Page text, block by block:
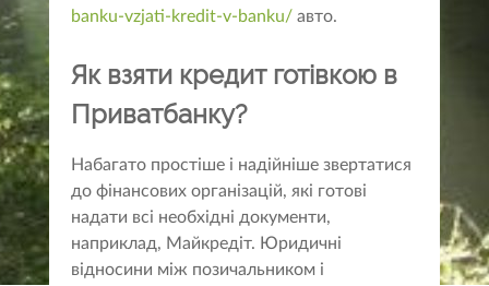
banku-vzjati-kredit-v-banku/авто.
Як взяти кредит готівкою в
Приватбанку?
Набагато простіше і надійніше звертатися
до фінансових організацій, які готові
надати всі необхідні документи,
наприклад, Майкредіт. Юридичні
відносини між позичальником і